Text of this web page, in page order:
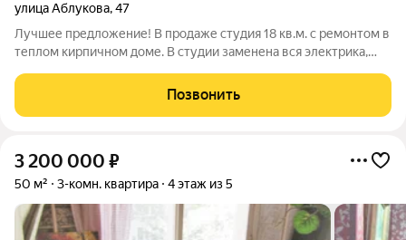
улица Аблукова,47
Лучшее предложение! В продаже студия 18 кв.м. с ремонтом в
теплом кирпичном доме. В студии заменена вся электрика,
жалюзи, натяжной потолок, на полу линолеум, хорошая ниша
под зону прихожей.
Позвонить
3 200 000 ₽
50 м² 3-комн. квартира 4 этаж из 5